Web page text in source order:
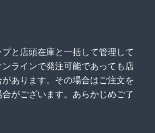
と店頭在庫と一括して管理して
ラインで発注可能であっても店
あります。その場合はご注文を
がございます。あらかじめご了